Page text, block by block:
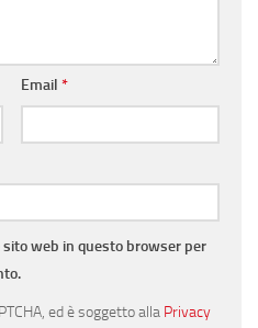
Email *
web in questo browser per
ed è soggetto alla Privacy